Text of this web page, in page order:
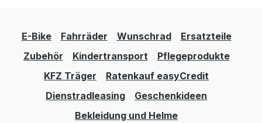
E-Bike Fahrräder Wunschrad
Ersatzteile
Zubehör
Kindertransport
Pflegeprodukte
KFZ Träger
Ratenkauf easyCredit
Dienstradleasing
Geschenkideen
Bekleidung und Helme